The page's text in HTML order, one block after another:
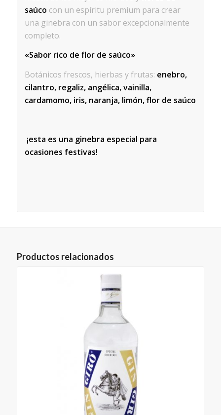
saúco con un espíritu premium para crear
una ginebra con un sabor excepcionalmente
completo.
«Sabor rico de flor de saúco»
Botánicos frescos, hierbas y frutas: enebro,
cilantro, regaliz, angélica, vainilla,
cardamomo, iris, naranja, limón, flor de saúco
¡esta es una ginebra especial para
ocasiones festivas!
Productos relacionados